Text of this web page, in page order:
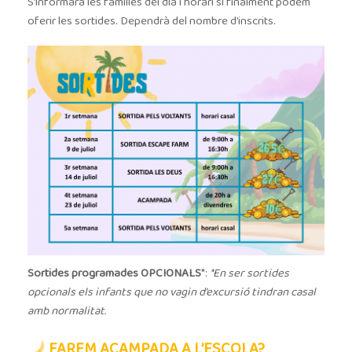
oferir les sortides. Dependrà del nombre d’inscrits.
Sortides programadesOPCIONALS*:*En ser sortides
opcionals els infants que no vagin d’excursió tindran casal
amb normalitat.